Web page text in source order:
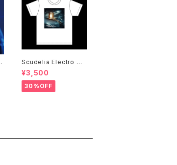
Scudelia Electro 時
間の扉Tシャツ・半袖・
ホワイト
¥3,500
30%OFF